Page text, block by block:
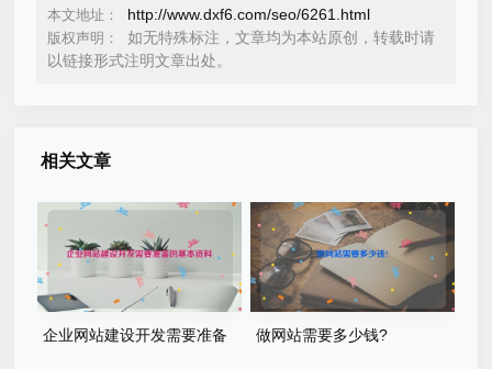
本文地址： http://www.dxf6.com/seo/6261.html
版权声明：
如无特殊标注，文章均为本站原创，转载时请
以链接形式注明文章出处。
相关文章
企业网站建设开发需要准备
做网站需要多少钱?